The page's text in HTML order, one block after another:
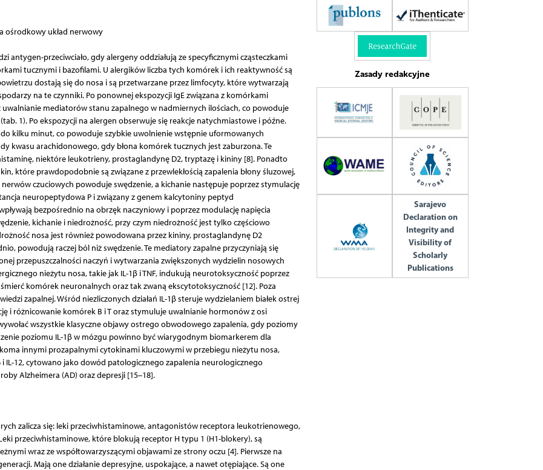
ośrodkowy układ nerwowy
antygen-przeciwciało, gdy alergeny oddziałują ze specyficznymi cząsteczkami
tucznymi i bazofilami. U alergików liczba tych komórek i ich reaktywność są
dostają się do nosa i są przetwarzane przez limfocyty, które wytwarzają
na te czynniki. Po ponownej ekspozycji IgE związana z komórkami
mediatorów stanu zapalnego w nadmiernych ilościach, co powoduje
1). Po ekspozycji na alergen obserwuje się reakcje natychmiastowe i późne.
kilku minut, co powoduje szybkie uwolnienie wstępnie uformowanych
kwasu arachidonowego, gdy błona komórek tucznych jest zaburzona. Te
niektóre leukotrieny, prostaglandynę D2, tryptazę i kininy [8]. Ponadto
które prawdopodobnie są związane z przewlekłością zapalenia błony śluzowej,
czuciowych powoduje swędzenie, a kichanie następuje poprzez stymulację
neuropeptydowa P i związany z genem kalcytoniny peptyd
bezpośrednio na obrzęk naczyniowy i poprzez modulację napięcia
kichanie i niedrożność, przy czym niedrożność jest tylko częściowo
nosa jest również powodowana przez kininy, prostaglandynę D2
powodują raczej ból niż swędzenie. Te mediatory zapalne przyczyniają się
przepuszczalności naczyń i wytwarzania zwiększonych wydzielin nosowych
nieżytu nosa, takie jak IL-1β i TNF, indukują neurotoksyczność poprzez
komórek neuronalnych oraz tak zwaną ekscytotoksyczność [12]. Poza
zapalnej. Wśród niezliczonych działań IL-1β steruje wydzielaniem białek ostrej
i różnicowanie komórek B i T oraz stymuluje uwalnianie hormonów z osi
wszystkie klasyczne objawy ostrego obwodowego zapalenia, gdy poziomy
poziomu IL-1β w mózgu powinno być wiarygodnym biomarkerem dla
innymi prozapalnymi cytokinami kluczowymi w przebiegu nieżytu nosa,
IL-12, cytowano jako dowód patologicznego zapalenia neurologicznego
Alzheimera (AD) oraz depresji [15–18].
zalicza się: leki przeciwhistaminowe, antagonistów receptora leukotrienowego,
przeciwhistaminowe, które blokują receptor H typu 1 (H1-blokery), są
wraz ze współtowarzyszącymi objawami ze strony oczu [4]. Pierwsze na
Mają one działanie depresyjne, uspokające, a nawet otępiające. Są one
Zasady redakcyjne
Sarajevo
Declaration on
Integrity and
Visibility of
Scholarly
Publications